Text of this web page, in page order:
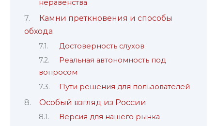
неравенства
Камни преткновения и способы
обхода
Достоверность слухов
Реальная автономность под
вопросом
Пути решения для пользователей
Особый взгляд из России
Версия для нашего рынка